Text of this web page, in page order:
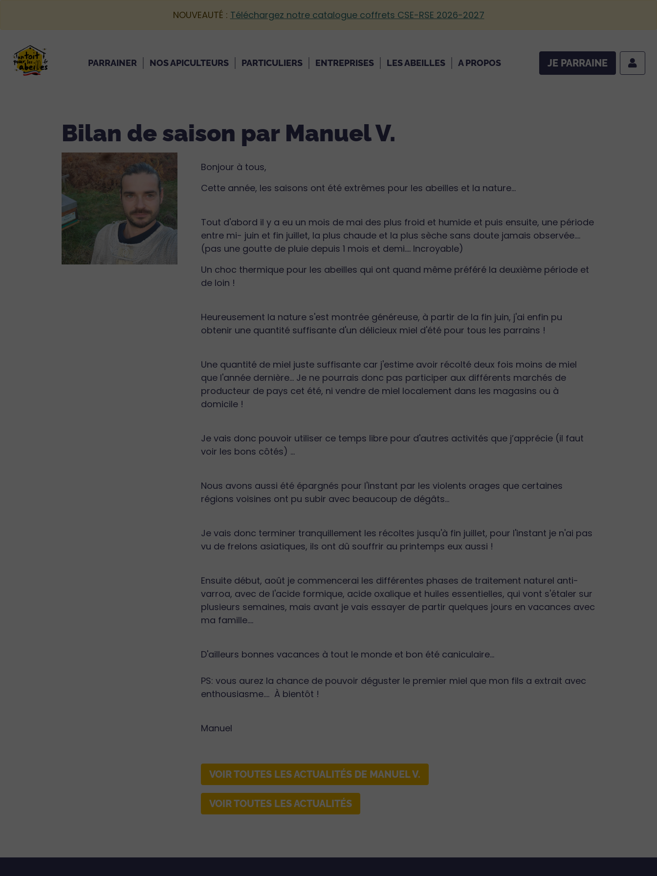
NOUVEAUTÉ : Téléchargez notre catalogue coffrets CSE-RSE 2026-2027
PARRAINER NOS APICULTEURS PARTICULIERS ENTREPRISES LES ABEILLES A PROPOS JE PARRAINE
Bilan de saison par Manuel V.
‌Bonjour à tous,
Cette année, les saisons ont été extrêmes pour les abeilles et la nature...
Tout d'abord il y a eu un mois de mai des plus froid et humide et puis ensuite, une période
entre mi- juin et fin juillet, la plus chaude et la plus sèche sans doute jamais observée....
(pas une goutte de pluie depuis 1 mois et demi.... Incroyable)
Un choc thermique pour les abeilles qui ont quand même préféré la deuxième période et
de loin !
Heureusement la nature s'est montrée généreuse, à partir de la fin juin, j'ai enfin pu
obtenir une quantité suffisante d'un délicieux miel d'été pour tous les parrains !
Une quantité de miel juste suffisante car j'estime avoir récolté deux fois moins de miel
que l'année dernière... Je ne pourrais donc pas participer aux différents marchés de
producteur de pays cet été, ni vendre de miel localement dans les magasins ou à
domicile !
Je vais donc pouvoir utiliser ce temps libre pour d'autres activités que j’apprécie (il faut
voir les bons côtés) ...
Nous avons aussi été épargnés pour l'instant par les violents orages que certaines
régions voisines ont pu subir avec beaucoup de dégâts...
Je vais donc terminer tranquillement les récoltes jusqu'à fin juillet, pour l'instant je n'ai pas
vu de frelons asiatiques, ils ont dû souffrir au printemps eux aussi !
Ensuite début, août je commencerai les différentes phases de traitement naturel anti-
varroa, avec de l'acide formique, acide oxalique et huiles essentielles, qui vont s'étaler sur
plusieurs semaines, mais avant je vais essayer de partir quelques jours en vacances avec
ma famille....
D'ailleurs bonnes vacances à tout le monde et bon été caniculaire...
PS: vous aurez la chance de pouvoir déguster le premier miel que mon fils a extrait avec
enthousiasme.... À bientôt !
Manuel
VOIR TOUTES LES ACTUALITÉS DE MANUEL V.
VOIR TOUTES LES ACTUALITÉS